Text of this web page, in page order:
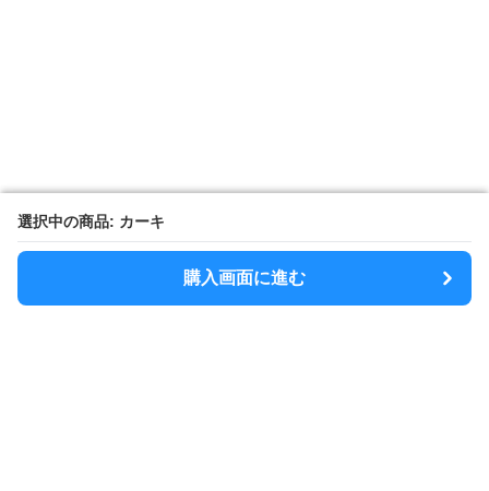
選択中の商品: カーキ
購入画面に進む
選択中の商品: カーキ
購入画面に進む